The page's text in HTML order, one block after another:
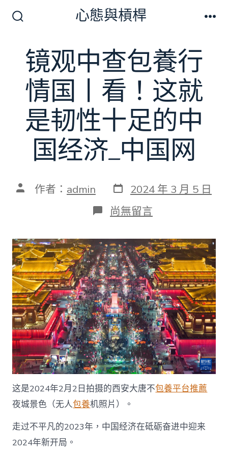
切
換
心態與槓桿
镜观中查包養行
情国丨看！这就
是韧性十足的中
国经济_中国网
文 作者： admin 發
表
日
期
2024 年 3 月 5 日
在
〈镜
中
查
包
養
行
情
国
丨
看！
这
就
是
韧
性
十
足
的
国
经
尚無留言
这是2024年2月2日拍摄的西安大唐不包養平台推薦
夜城景色（无人包養机照片）。
走过不平凡的2023年，中国经济在砥砺奋进中迎来
2024年新开局。